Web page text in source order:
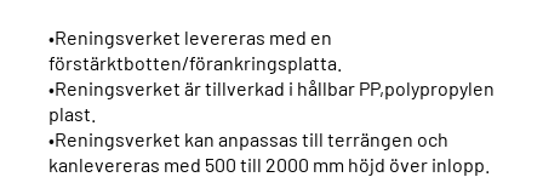
•Reningsverket levereras med en
förstärktbotten/förankringsplatta.
•Reningsverket är tillverkad i hållbar PP,polypropylen
plast.
•Reningsverket kan anpassas till terrängen och
kanlevereras med 500 till 2000 mm höjd över inlopp.